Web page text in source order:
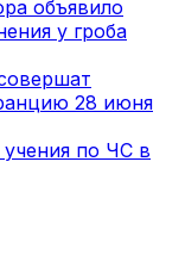
объявило
у гроба
28 июня
по ЧС в